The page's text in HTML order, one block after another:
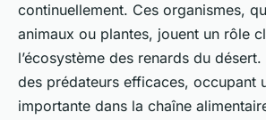
continuellement. Ces organismes,
animaux ou plantes, jouent un rôle
l’écosystème des renards du
des prédateurs efficaces, occupant
importante dans la chaîne